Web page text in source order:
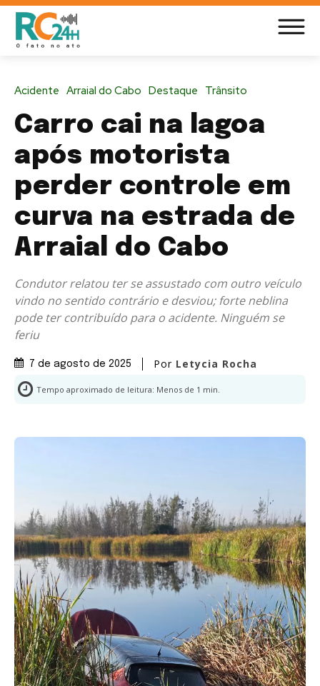
Acidente Arraial do Cabo Destaque Trânsito
Carro cai na lagoa
após motorista
perder controle em
curva na estrada de
Arraial do Cabo
Condutor relatou ter se assustado com outro veículo
vindo no sentido contrário e desviou; forte neblina
pode ter contribuído para o acidente. Ninguém se
feriu
7 de agosto de 2025 Por Letycia Rocha
Tempo aproximado de leitura: Menos de 1 min.